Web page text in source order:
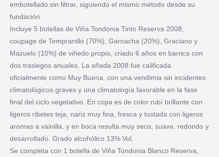
embotellado sin filtrar, siguiendo el mismo método desde su
fundación.
Incluye 5 botellas de Viña Tondonia Tinto Reserva 2008,
coupage de Tempranillo (70%), Garnacha (20%), Graciano y
Mazuelo (10%) de viñedo propio, criado 6 años en barrica con
dos trasiegos anuales. La añada 2008 fue calificada
oficialmente como Muy Buena, con una vendimia sin incidentes
climatológicos graves y una climatología favorable en la fase
final del ciclo vegetativo. En copa es de color rubí brillante con
ligeros ribetes teja, nariz muy fina, fresca y tostada con ligeros
aromas a vainilla, y en boca resulta muy seco, suave, redondo y
desarrollado. Grado alcohólico 13% Vol.
Se completa con 1 botella de Viña Tondonia Blanco Reserva,